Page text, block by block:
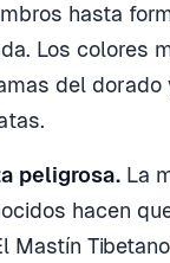
hasta
Los colores
del dorado
peligrosa. La
hacen
Mastín